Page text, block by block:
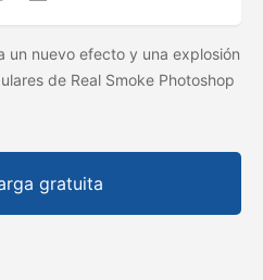
un nuevo efecto y una explosión
de Real Smoke Photoshop
gratuita